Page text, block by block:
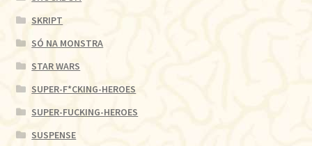
SKRIPT
SÓ NA MONSTRA
STAR WARS
SUPER-F*CKING-HEROES
SUPER-FUCKING-HEROES
SUSPENSE